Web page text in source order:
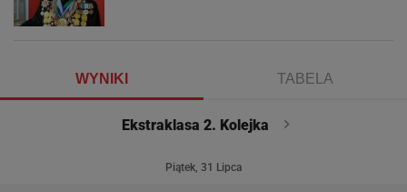
WYNIKI TABELA
Ekstraklasa 2. Kolejka
Piątek, 31 Lipca